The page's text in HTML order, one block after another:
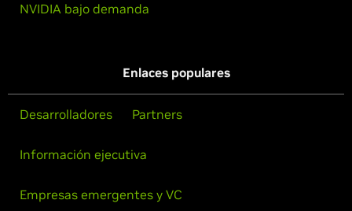
NVIDIA bajo demanda
Enlaces populares
Desarrolladores Partners
Información ejecutiva
Empresas emergentes y VC